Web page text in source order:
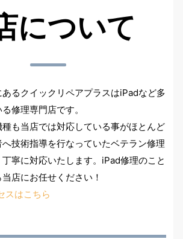
について
るクイックリペアプラスはiPadなど多
修理専門店です。
も当店では対応している事がほとんど
技術指導を行なっていたベテラン修理
寧に対応いたします。iPad修理のこと
店にお任せください！
スはこちら